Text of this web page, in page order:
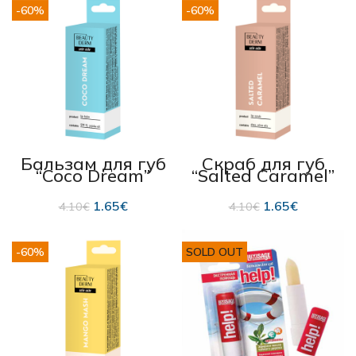
-60%
Бальзам для губ
“Coco Dream”
SPF15 10 мл
4.10€ 1.65€
-60%
Скраб для губ
“Salted Caramel”
10мл
4.10€ 1.65€
-60% SOLD OUT